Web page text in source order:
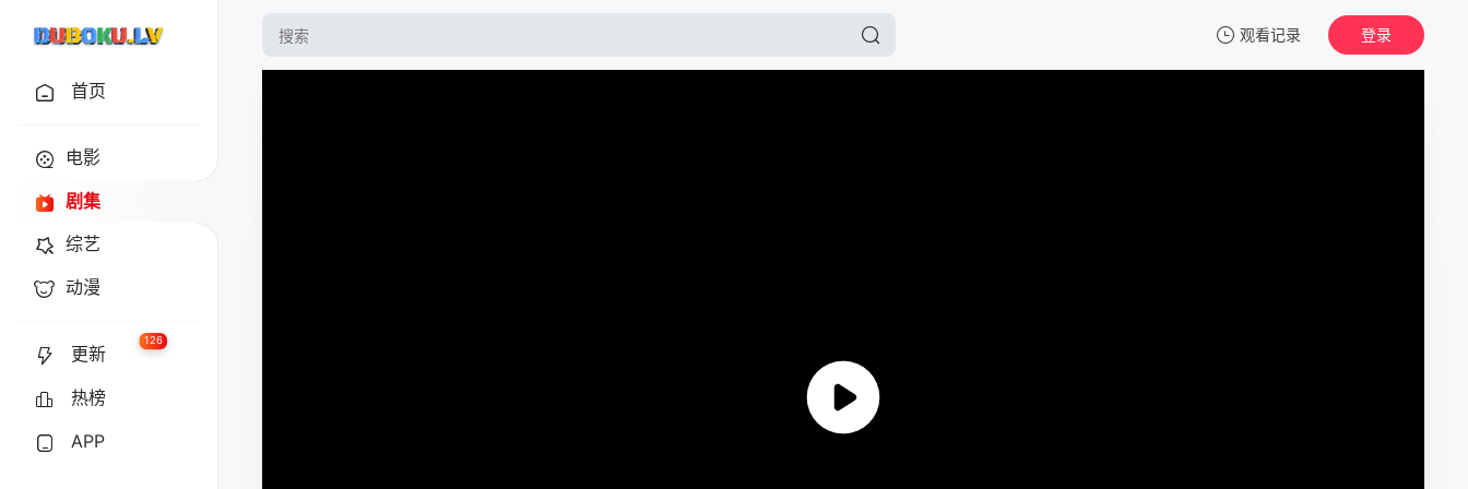
观看记录 登录
首页
电影
剧集
综艺
动漫
更新
126
热榜
APP